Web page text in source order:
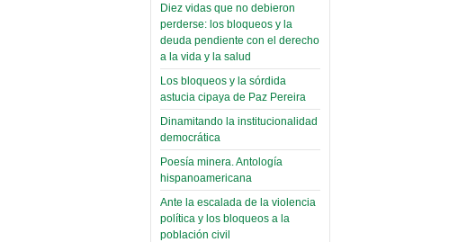
Read more...
Creacionismo,
filtraciones e
inicio de la
campaña del
MAS
(Miscelánea
palaciega 6)
El Infamatorio
Domingo, 12 Mayo 2019
Read more...
Diez vidas que no debieron
perderse: los bloqueos y la
deuda pendiente con el derecho
a la vida y la salud
Los bloqueos y la sórdida
astucia cipaya de Paz Pereira
Dinamitando la institucionalidad
democrática
Poesía minera. Antología
hispanoamericana
Ante la escalada de la violencia
política y los bloqueos a la
población civil